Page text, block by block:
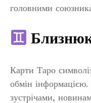
головними
Карти Таро
обмін
зустрічами,